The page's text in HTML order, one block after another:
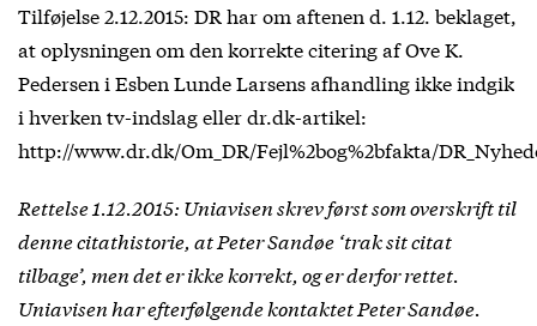
Tilføjelse 2.12.2015: DR har om aftenen d. 1.12. beklaget,
at oplysningen om den korrekte citering af Ove K.
Pedersen i Esben Lunde Larsens afhandling ikke indgik
i hverken tv-indslag eller dr.dk-artikel:
http://www.dr.dk/Om_DR/Fejl%2bog%2bfakta/
Rettelse 1.12.2015: Uniavisen skrev først som overskrift til
denne citathistorie, at Peter Sandøe ‘trak sit citat
tilbage’, men det er ikke korrekt, og er derfor rettet.
Uniavisen har efterfølgende kontaktet Peter Sandøe.